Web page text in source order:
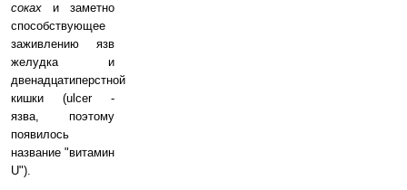
соках и заметно
способствующее
заживлению язв
желудка и
двенадцатиперстной
кишки (ulcer -
язва, поэтому
появилось
название "витамин
U").